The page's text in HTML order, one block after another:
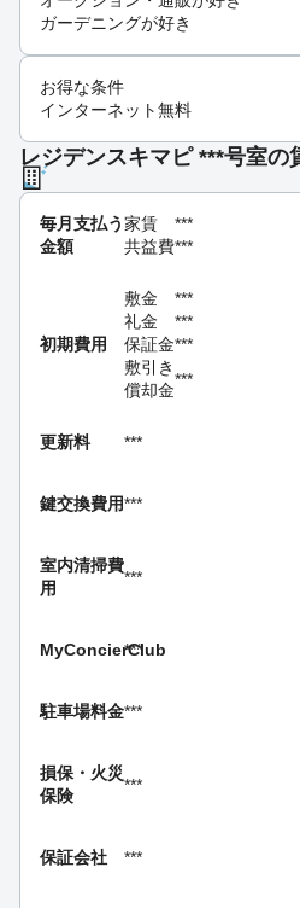
ガーデニングが好き
お得な条件
インターネット無料
レジデンスキマピ ***号室の
毎月支払う
金額
家賃
***
共益費***
初期費用
敷金
***
礼金
***
保証金***
敷引き
償却金
***
更新料 ***
鍵交換費用***
室内清掃費
用
***
MyConcierClub
***
駐車場料金***
損保・ 火災
保険
***
保証会社 ***